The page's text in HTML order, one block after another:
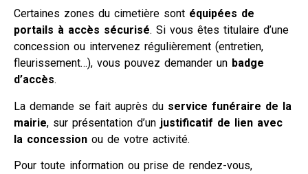
Certaines zones du cimetière sont équipées de
portails à accès sécurisé. Si vous êtes titulaire d’une
concession ou intervenez régulièrement (entretien,
fleurissement…), vous pouvez demander un badge
d’accès.
La demande se fait auprès du service funéraire de la
mairie, sur présentation d’un justificatif de lien avec
la concession ou de votre activité.
Pour toute information ou prise de rendez-vous,